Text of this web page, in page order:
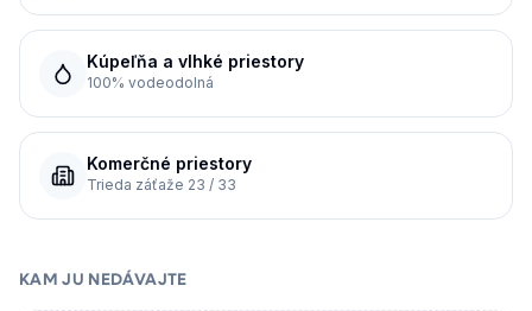
Kúpeľňa a vlhké priestory
100% vodeodolná
Komerčné priestory
Trieda záťaže 23 / 33
KAM JU NEDÁVAJTE